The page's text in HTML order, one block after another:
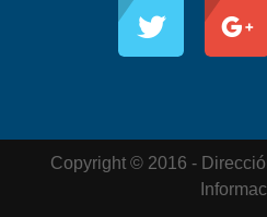
Copyright © 2016 -